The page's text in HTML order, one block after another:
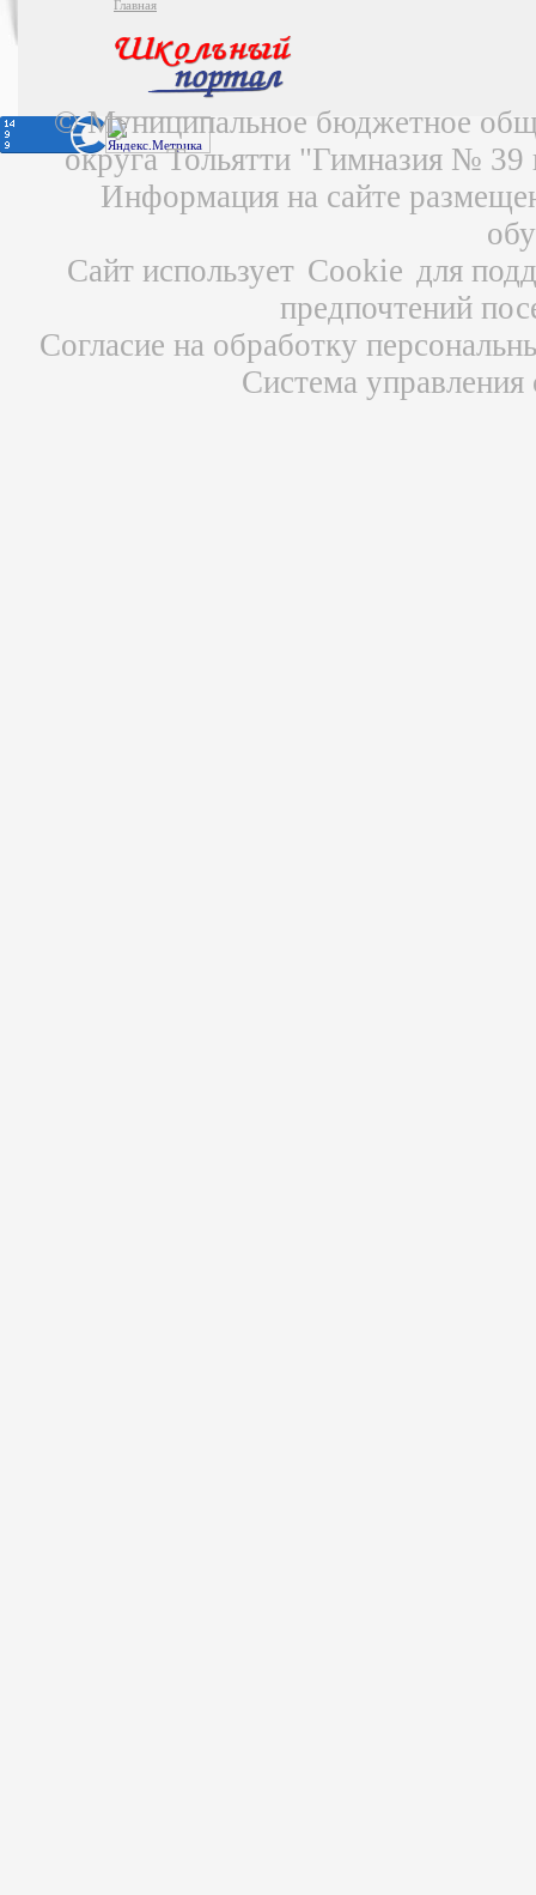
Главная
© Муниципальное бюджетное
округа Тольятти "Гимназия №
Информация на сайте
Сайт использует Cookie для
предпочтений
Согласие на обработку
Система